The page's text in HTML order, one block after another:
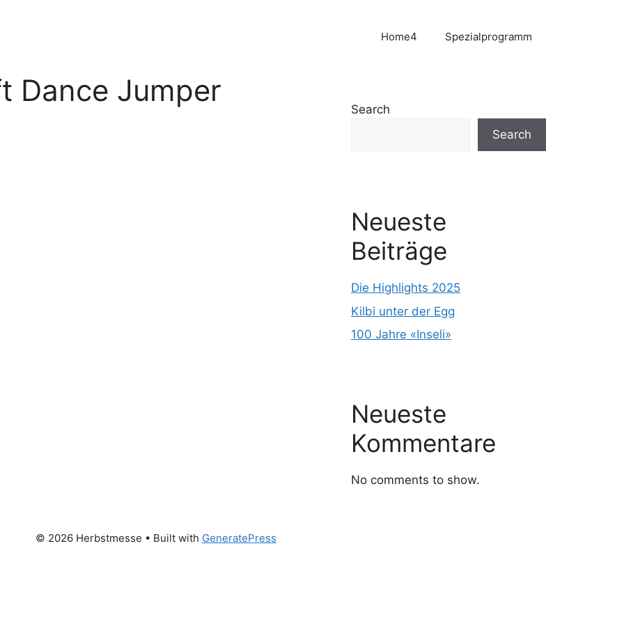
Home4 Spezialprogramm
Dance Jumper
Search
Search
Neueste
Beiträge
Die Highlights 2025
Kilbi unter der Egg
100 Jahre «Inseli»
Neueste
Kommentare
No comments to show.
© 2026 Herbstmesse • Built with GeneratePress